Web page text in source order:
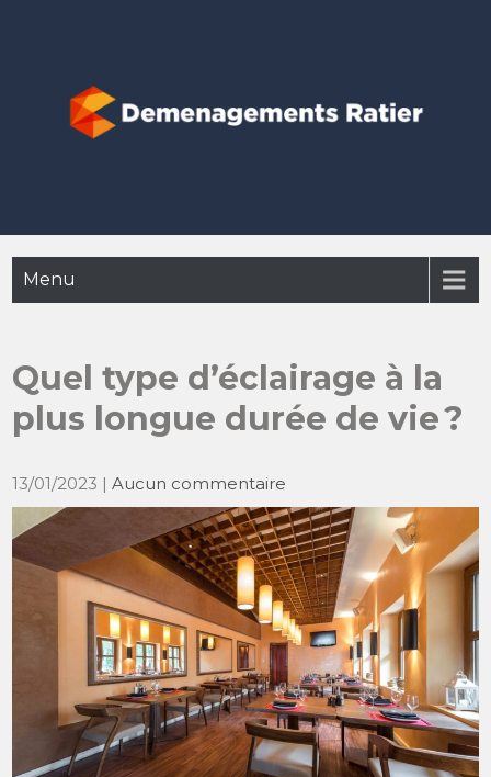
Menu
Quel type d’éclairage à la
plus longue durée de vie ?
13/01/2023 |Aucun commentaire